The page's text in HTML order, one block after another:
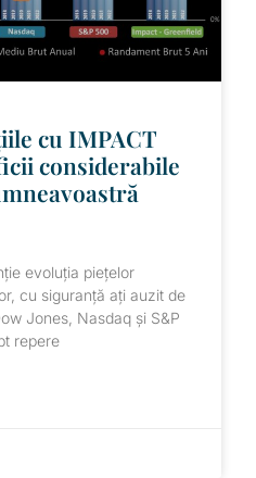
cu IMPACT
considerabile
evoluția piețelor
cu siguranță ați auzit de
Jones, Nasdaq și S&P
repere